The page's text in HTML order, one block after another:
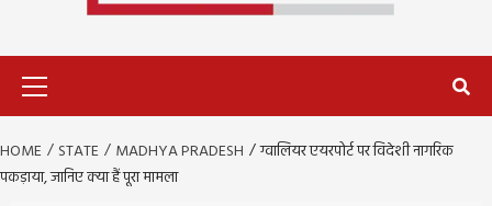
HOME STATE MADHYA PRADESH
ग्वालियर एयरपोर्ट पर विदेशी नागरिक
पकड़ाया, जानिए क्या हैं पूरा मामला